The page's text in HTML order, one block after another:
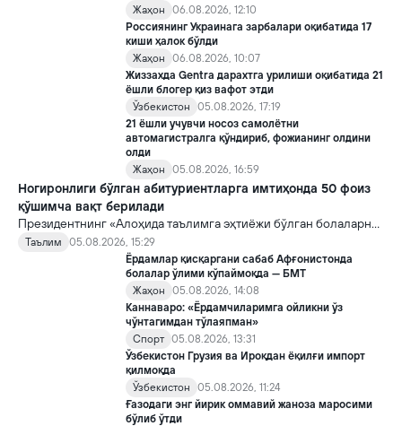
Жаҳон
06.08.2026, 12:10
Россиянинг Украинага зарбалари оқибатида 17
киши ҳалок бўлди
Жаҳон
06.08.2026, 10:07
Жиззахда Gentra дарахтга урилиши оқибатида 21
ёшли блогер қиз вафот этди
Ўзбекистон
05.08.2026, 17:19
21 ёшли учувчи носоз самолётни
автомагистралга қўндириб, фожианинг олдини
олди
Жаҳон
05.08.2026, 16:59
Ногиронлиги бўлган абитуриентларга имтиҳонда 50 фоиз
қўшимча вақт берилади
Президентнинг «Алоҳида таълимга эҳтиёжи бўлган болаларни
таълим ва ижтимоий хизматлар билан қамраб олиш тизимини
такомиллаштириш бўйича қўшимча чора-тадбирлар
тўғрисида»ги қарори билан инклюзив таълим соҳасида қатор
янги механизмлар жорий этилади.
Таълим
05.08.2026, 15:29
Ёрдамлар қисқаргани сабаб Афғонистонда
болалар ўлими кўпаймоқда — БМТ
Жаҳон
05.08.2026, 14:08
Каннаваро: «Ёрдамчиларимга ойликни ўз
чўнтагимдан тўлаяпман»
Спорт 05.08.2026, 13:31
Ўзбекистон Грузия ва Ироқдан ёқилғи импорт
қилмоқда
Ўзбекистон
05.08.2026, 11:24
Ғазодаги энг йирик оммавий жаноза маросими
бўлиб ўтди